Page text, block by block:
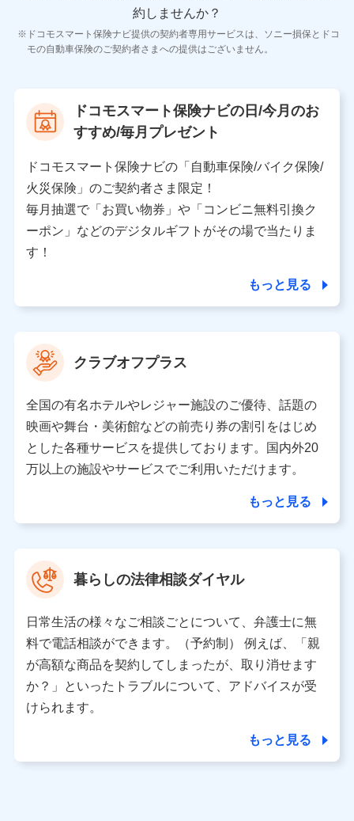
【共同して利用する者の範囲】
当社
当社又は株式会社NTTドコモが提供する保険関連サービ
スにおけるユーザ登録受付および管理のため
を受けている保険会社・提携会社の保険その他に関する
情報を提供するため、また維持管理等の委託業務遂行の
ため、またそれらに付帯、関連する当社、株式会社NTT
ドコモおよび提携会社のサービスを案内、提供するため
（各サービスで取得したサービス利用履歴、ウェブサイ
トの閲覧履歴、購買履歴、ご契約内容等のパーソナルデ
ータを分析して、お客さまの趣味・嗜好・傾向に応じた
上記に係る案内・手続き・管理等付帯業務を行うため
【当該個人データの管理について責任を有する者の名称・住
所・代表者名】
当該個人データを取り扱う各共同利用者（詳細は次のとお
り）
東京都千代田区永田町2丁目11番1号 山王パークタワー
株式会社NTTドコモ 代表取締役社長 前田 義晃
東京都中央区日本橋人形町2-14-10 アーバンネット日本橋
ビル 3F
※ 当社および株式会社NTTドコモは、お客さまの情報を利
データ憲章」に定める行動原則を順守します 。
※ パーソナルデータダッシュボードの「第三者提供の管
理」の設定状態にかかわらず、共同利用する場合がありま
※ dポイントクラブ会員ではないお客さま（2019年12月11
日以降、一度もdポイントクラブ会員であったことがないお
個人データは、こちら の利用目的の範囲内に限って共同利
用します。
約しませんか？
ドコモスマート保険ナビ提供の契約者専用サービスは、ソニー損保とドコ
モの自動車保険のご契約者さまへの提供はございません。
ドコモスマート保険ナビの日/今月のお
すすめ/毎月プレゼント
ドコモスマート保険ナビの「自動車保険/バイク保険/
火災保険」のご契約者さま限定！
毎月抽選で「お買い物券」や「コンビニ無料引換ク
ーポン」などのデジタルギフトがその場で当たりま
す！
もっと見る
クラブオフプラス
全国の有名ホテルやレジャー施設のご優待、話題の
映画や舞台・美術館などの前売り券の割引をはじめ
とした各種サービスを提供しております。国内外20
万以上の施設やサービスでご利用いただけます。
もっと見る
暮らしの法律相談ダイヤル
日常生活の様々なご相談ごとについて、弁護士に無
料で電話相談ができます。（予約制） 例えば、「親
が高額な商品を契約してしまったが、取り消せます
か？」といったトラブルについて、アドバイスが受
けられます。
もっと見る